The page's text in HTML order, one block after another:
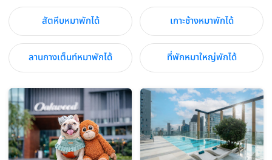
สัตหีบหมาพักได้ เกาะช้างหมาพักได้
ลานกางเต็นท์หมาพักได้ ที่พักหมาใหญ่พักได้